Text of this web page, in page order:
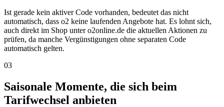
Ist gerade kein aktiver Code vorhanden, bedeutet das nicht
automatisch, dass o2 keine laufenden Angebote hat. Es lohnt sich,
auch direkt im Shop unter o2online.de die aktuellen Aktionen zu
prüfen, da manche Vergünstigungen ohne separaten Code
automatisch gelten.
03
Saisonale Momente, die sich beim
Tarifwechsel anbieten